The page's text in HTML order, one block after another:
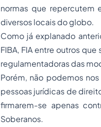
normas que repercutem
diversos locais do globo.
Como já explanado
FIBA, FIA entre outros
regulamentadoras das
Porém, não podemos
pessoas jurídicas de
firmarem-se apenas
Soberanos.